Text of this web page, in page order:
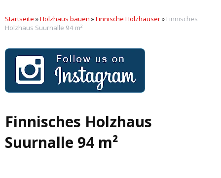
Startseite »Holzhaus bauen »Finnische Holzhäuser» Finnisches
Holzhaus Suurnalle 94 m²
Finnisches Holzhaus
Suurnalle 94 m²